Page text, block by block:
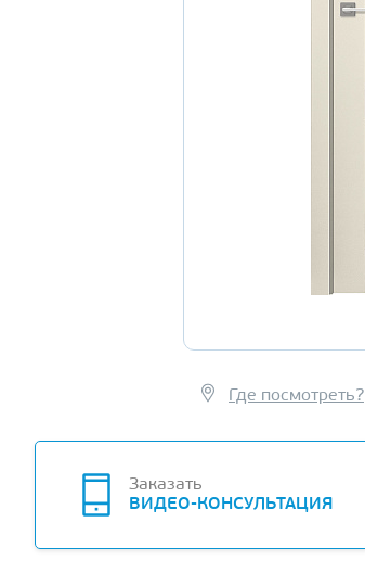
Где посмотреть?
Заказать
ВИДЕО-КОНСУЛЬТАЦИЯ